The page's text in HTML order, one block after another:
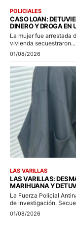
POLICIALES
CASO LOAN:
DINERO Y DROGA
La mujer fue arrestada
vivienda secuestraron...
01/08/2026
LAS VARILLAS
LAS VARILLAS:
MARIHUANA Y
La Fuerza Policial
de investigación.
01/08/2026